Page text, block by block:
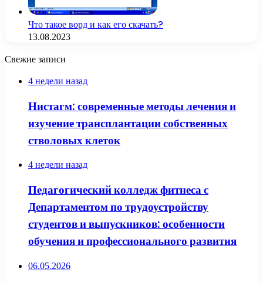
Что такое ворд и как его скачать?
13.08.2023
Свежие записи
4 недели назад
Нистагм: современные методы лечения и
изучение трансплантации собственных
стволовых клеток
4 недели назад
Педагогический колледж фитнеса с
Департаментом по трудоустройству
студентов и выпускников: особенности
обучения и профессионального развития
06.05.2026